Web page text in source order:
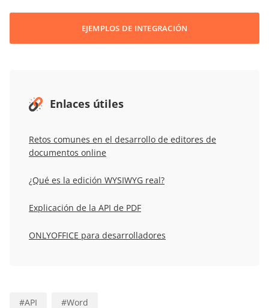
EJEMPLOS DE INTEGRACIÓN
Enlaces útiles
Retos comunes en el desarrollo de editores de
documentos online
¿Qué es la edición WYSIWYG real?
Explicación de la API de PDF
ONLYOFFICE para desarrolladores
#API #Word